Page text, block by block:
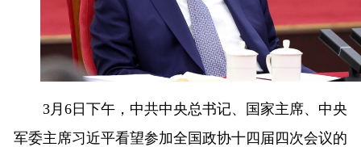
3月6日下午，中共中央总书记、国家主席、中央
军委主席习近平看望参加全国政协十四届四次会议的